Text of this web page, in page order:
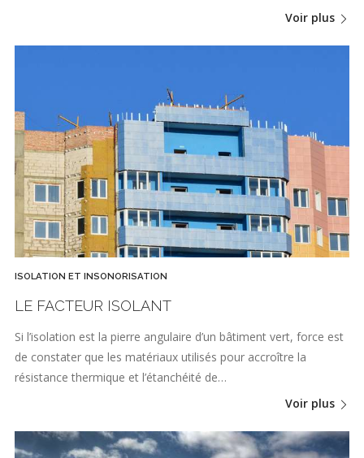
Voir plus
ISOLATION ET INSONORISATION
LE FACTEUR ISOLANT
Si l’isolation est la pierre angulaire d’un bâtiment vert, force est
de constater que les matériaux utilisés pour accroître la
résistance thermique et l’étanchéité de…
Voir plus